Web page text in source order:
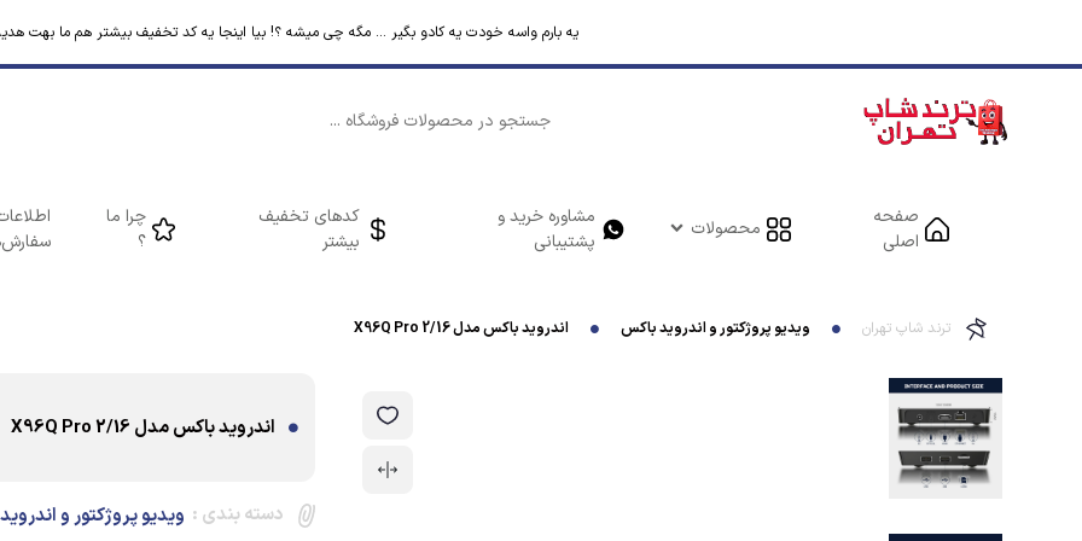
یه بارم واسه خودت یه کادو بگیر ... مگه چی میشه ؟! بیا اینجا یه کد تخفیف بیشتر هم ما بهت
صفحه
اصلی
محصولات
مشاوره خرید و
پشتیبانی
کدهای تخفیف
بیشتر
چرا ما
؟
ترند شاپ تهران ویدیو پروژکتور و اندروید باکس اندروید باکس مدل X96Q Pro 2/16
اندروید باکس مدل X96Q Pro 2/16
دسته بندی : ویدیو پروژکتور و